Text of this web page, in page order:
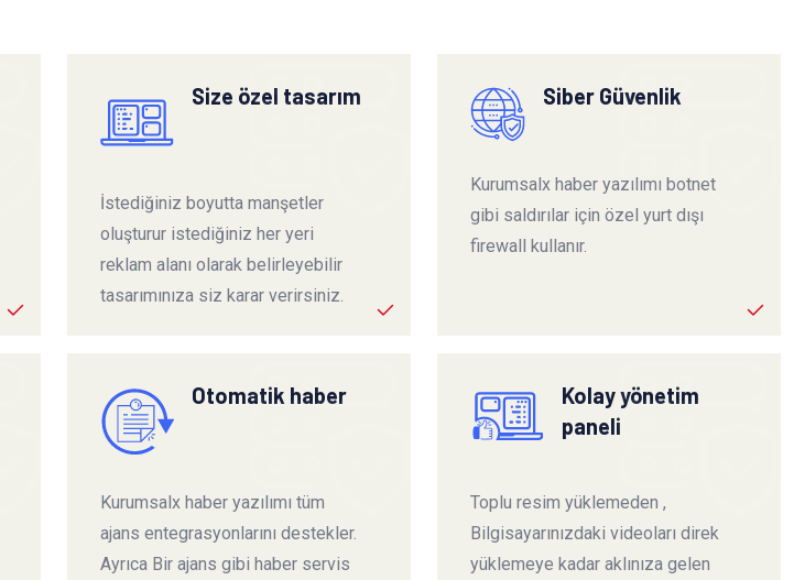
Size özel tasarım
İstediğiniz boyutta manşetler
oluşturur istediğiniz her yeri
reklam alanı olarak belirleyebilir
tasarımınıza siz karar verirsiniz.
Siber Güvenlik
Kurumsalx haber yazılımı botnet
gibi saldırılar için özel yurt dışı
firewall kullanır.
Otomatik haber
Kurumsalx haber yazılımı tüm
ajans entegrasyonlarını destekler.
Ayrıca Bir ajans gibi haber servis
Kolay yönetim
paneli
Toplu resim yüklemeden ,
Bilgisayarınızdaki videoları direk
yüklemeye kadar aklınıza gelen